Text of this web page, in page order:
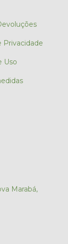
Privacidade
Uso
Marabá,